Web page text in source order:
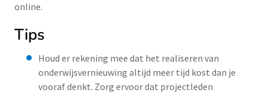
online.
Tips
Houd er rekening mee dat het realiseren van
onderwijsvernieuwing altijd meer tijd kost dan je
vooraf denkt. Zorg ervoor dat projectleden